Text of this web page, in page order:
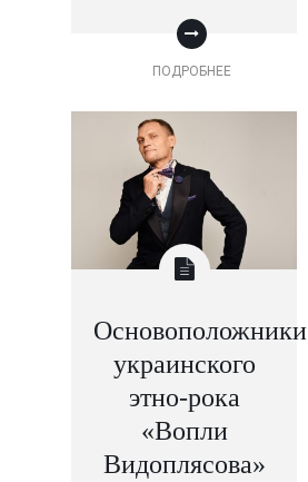
ПОДРОБНЕЕ
Основоположники
украинского
этно-рока
«Вопли
Видоплясова»